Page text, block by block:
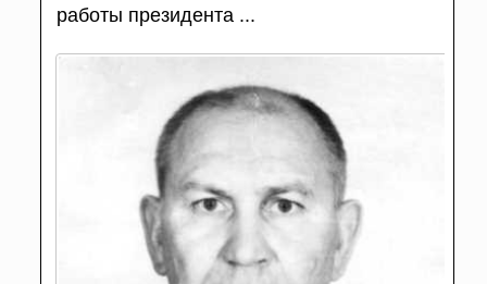
работы президента ...